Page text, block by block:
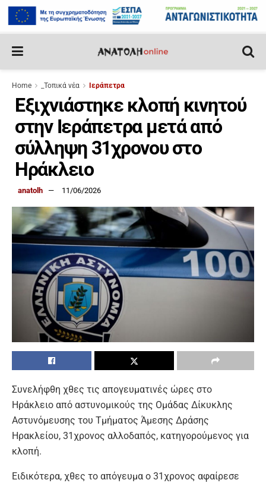
Home _Τοπικά νέα Ιεράπετρα
Εξιχνιάστηκε κλοπή κινητού
στην Ιεράπετρα μετά από
σύλληψη 31χρονου στο
Ηράκλειο
anatolh 11/06/2026
Συνελήφθη χθες τις απογευματινές ώρες στο
Ηράκλειο από αστυνομικούς της Ομάδας Δίκυκλης
Αστυνόμευσης του Τμήματος Άμεσης Δράσης
Ηρακλείου, 31χρονος αλλοδαπός, κατηγορούμενος για
κλοπή.
Ειδικότερα, χθες το απόγευμα ο 31χρονος αφαίρεσε